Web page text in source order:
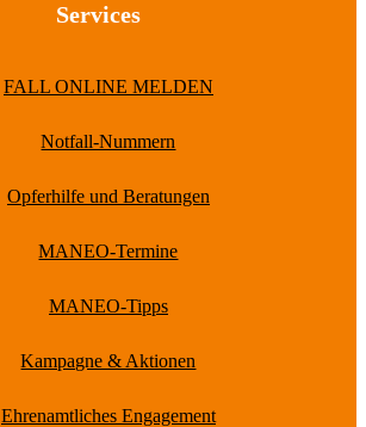
Services
FALL ONLINE MELDEN
Notfall-Nummern
Opferhilfe und Beratungen
MANEO-Termine
MANEO-Tipps
Kampagne & Aktionen
Ehrenamtliches Engagement